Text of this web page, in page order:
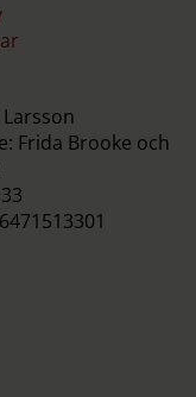
Frida Brooke och